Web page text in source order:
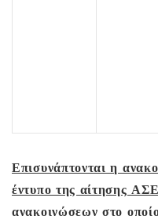
Επισυνάπτονται η
έντυπο της αίτησης
ανακοινώσεων στο